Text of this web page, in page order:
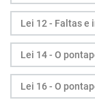
Lei 12 - Faltas e
Lei 14 - O
Lei 16 - O